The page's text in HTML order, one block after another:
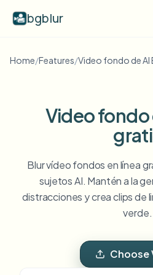
bgblur
Fondo desenfocado
Ver todos los ejemplos
Explorar la biblioteca completa de
Desenfocar rostro
Desenfocar matrícula
Funciones
Escuelas y educación
Home/Features/Video fondo de AI
Video fondo
Blur vídeo fondos en línea
sujetos AI. Mantén a la
distracciones y crea clips de
verde.
Choose